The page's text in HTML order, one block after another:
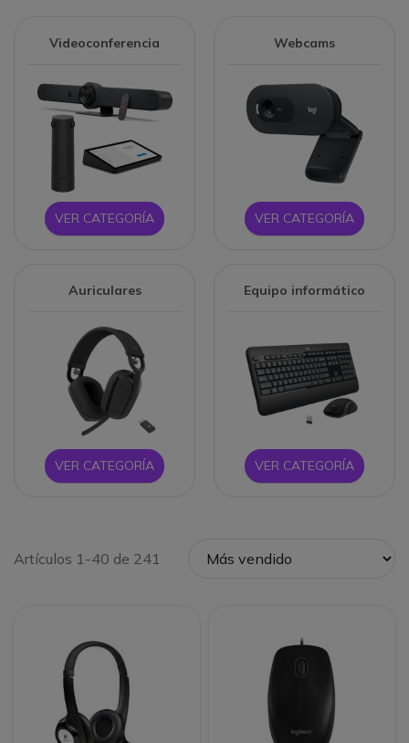
Videoconferencia
VER CATEGORÍA
Webcams
VER CATEGORÍA
Auriculares
VER CATEGORÍA
Equipo informático
VER CATEGORÍA
Artículos 1-40 de 241